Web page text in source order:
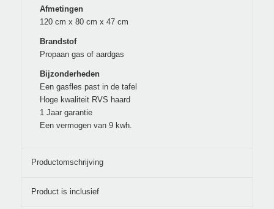
Afmetingen
120 cm x 80 cm x 47 cm
Brandstof
Propaan gas of aardgas
Bijzonderheden
Een gasfles past in de tafel
Hoge kwaliteit RVS haard
1 Jaar garantie
Een vermogen van 9 kwh.
Productomschrijving
Product is inclusief